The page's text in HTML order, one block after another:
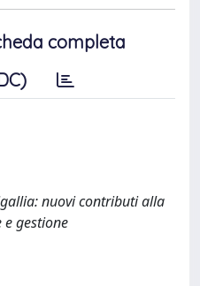
completa
nuovi contributi alla
e gestione